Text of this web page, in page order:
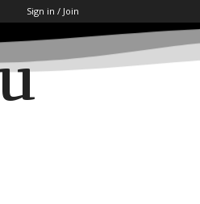
Sign in / Join